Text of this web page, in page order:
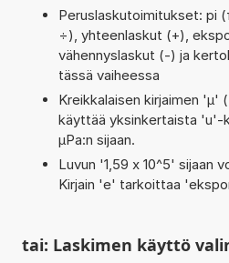
Peruslaskutoimitukset: pi
÷), yhteenlaskut (+),
vähennyslaskut (-) ja
tässä vaiheessa
Kreikkalaisen kirjaimen 'µ'
käyttää yksinkertaista 'u'-
µPa:n sijaan.
Luvun '1,59 x 10^5' sijaan
Kirjain 'e' tarkoittaa
tai: Laskimen käyttö